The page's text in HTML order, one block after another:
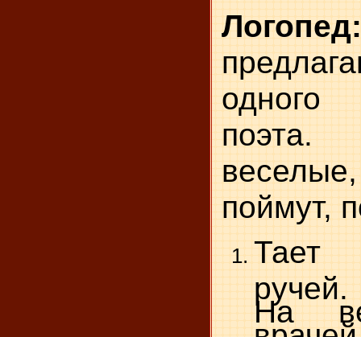
Логопед:
одного
поймут,
Тает
ручей.
На